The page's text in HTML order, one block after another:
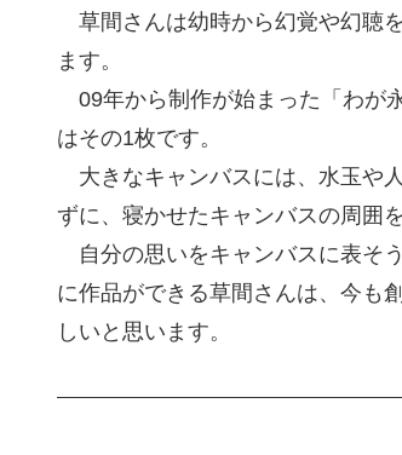
草間さんは幼時から幻覚や幻聴
ます。
09年から制作が始まった「わが
はその1枚です。
大きなキャンバスには、水玉や
ずに、寝かせたキャンバスの周囲
自分の思いをキャンバスに表そ
に作品ができる草間さんは、今も
しいと思います。